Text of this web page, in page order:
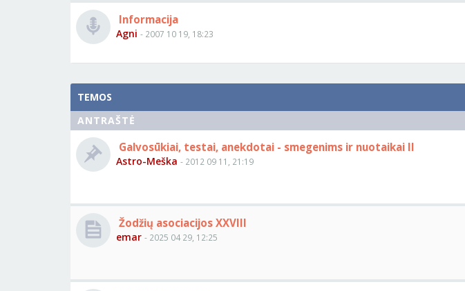
Informacija
Agni - 2007 10 19, 18:23
TEMOS
ANTRAŠTĖ
Galvosūkiai, testai, anekdotai - smegenims ir nuotaikai II
Astro-Meška - 2012 09 11, 21:19
Žodžių asociacijos XXVIII
emar - 2025 04 29, 12:25